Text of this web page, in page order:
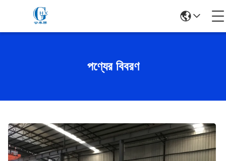
পণ্যের বিবরণ